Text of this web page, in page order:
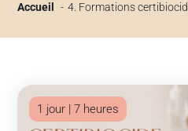
Accueil 4. Formations
1 jour | 7 heures